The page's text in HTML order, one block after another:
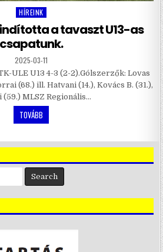
Posted
in
HÍREINK
a tavaszt U13-as
csapatunk.
2025-03-11
ULE U13 4-3 (2-2).Gólszerzők: Lovas
(68.) ill. Hatvani (14.), Kovács B. (31.),
(59.) MLSZ Regionális…
TOVÁBB